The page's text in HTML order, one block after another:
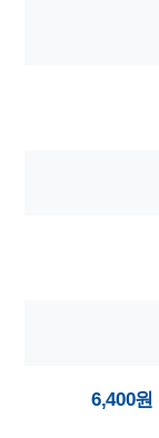
6,400원